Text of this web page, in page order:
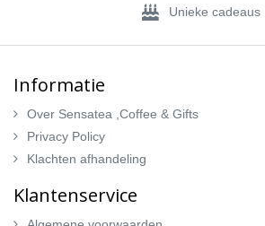
Unieke cadeaus
Informatie
Over Sensatea ,Coffee & Gifts
Privacy Policy
Klachten afhandeling
Klantenservice